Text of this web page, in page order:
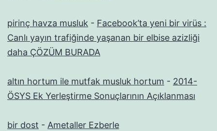
pirinç havza musluk - Facebook’ta yeni bir virüs :
Canlı yayın trafiğinde yaşanan bir elbise azizliği
daha ÇÖZÜM BURADA
altın hortum ile mutfak musluk hortum - 2014-
ÖSYS Ek Yerleştirme Sonuçlarının Açıklanması
bir dost - Ametaller Ezberle